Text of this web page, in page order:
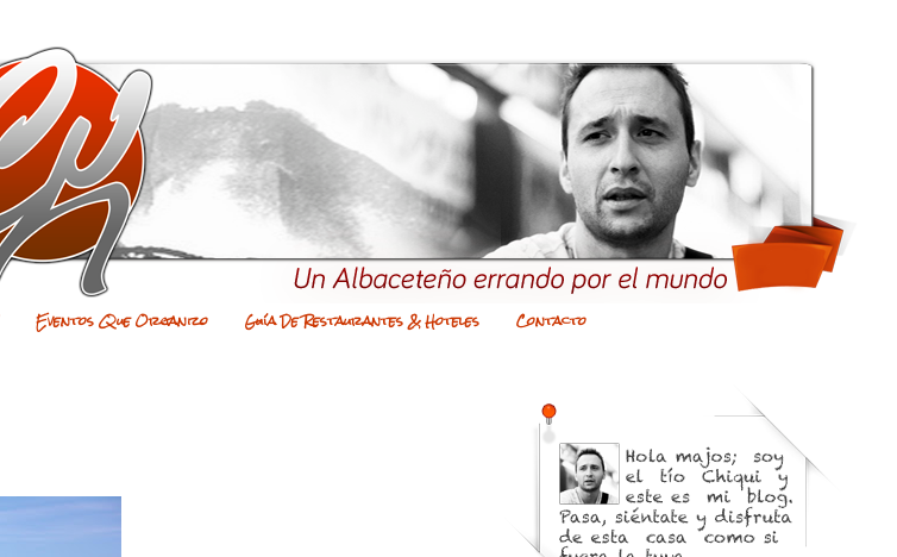
Eventos Que Organizo Guía De Restaurantes & Hoteles Contacto